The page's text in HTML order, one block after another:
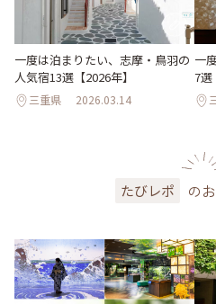
一度は泊まりたい、志摩・鳥羽の
人気宿13選【2026年】
三重県 2026.03.14
一
7選
たびレポ の